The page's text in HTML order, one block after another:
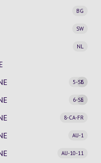
BG
SW
NL
5-SE
6
6-SE
5
8-CA-FR
AU-1
AU-10-11